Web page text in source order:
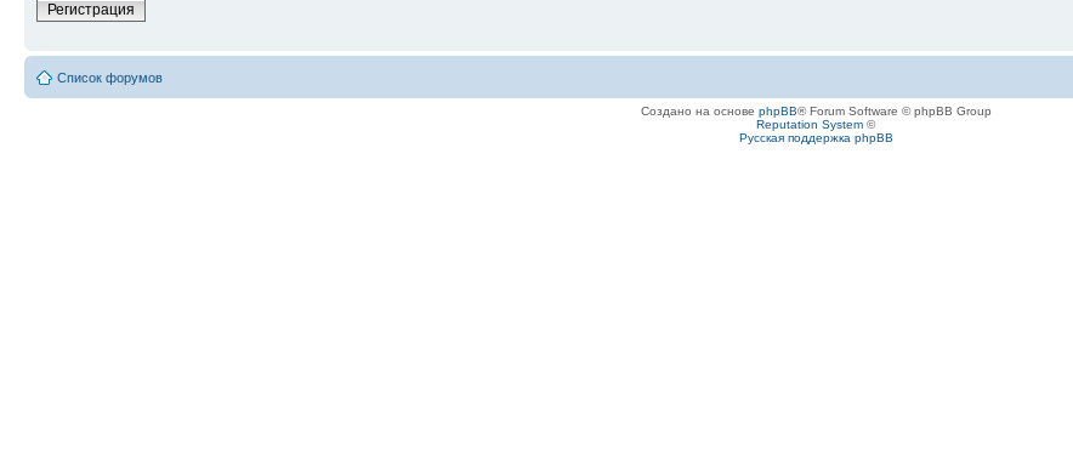
Регистрация
Список форумов
Создано на основе phpBB® Forum Software © phpBB Group
Reputation System ©
Русская поддержка phpBB